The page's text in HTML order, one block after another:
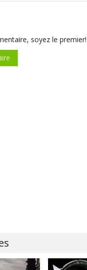
soyez le premier!